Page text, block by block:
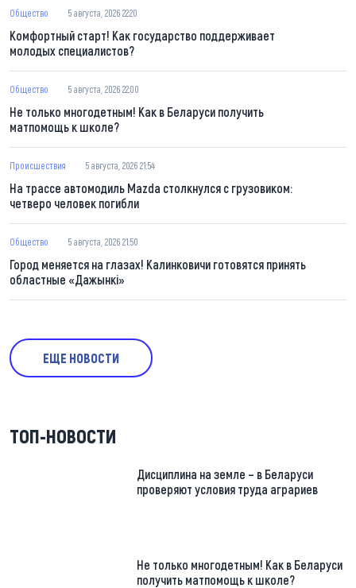
Общество 5 августа, 2026 22:20
Комфортный старт! Как государство поддерживает
молодых специалистов?
Общество 5 августа, 2026 22:00
Не только многодетным! Как в Беларуси получить
матпомощь к школе?
Происшествия 5 августа, 2026 21:54
На трассе автомодиль Mazda столкнулся с грузовиком:
четверо человек погибли
Общество 5 августа, 2026 21:50
Город меняется на глазах! Калинковичи готовятся принять
областные «Дажынкі»
ЕЩЕ НОВОСТИ
ТОП-НОВОСТИ
Дисциплина на земле – в Беларуси
проверяют условия труда аграриев
Не только многодетным! Как в Беларуси
получить матпомощь к школе?